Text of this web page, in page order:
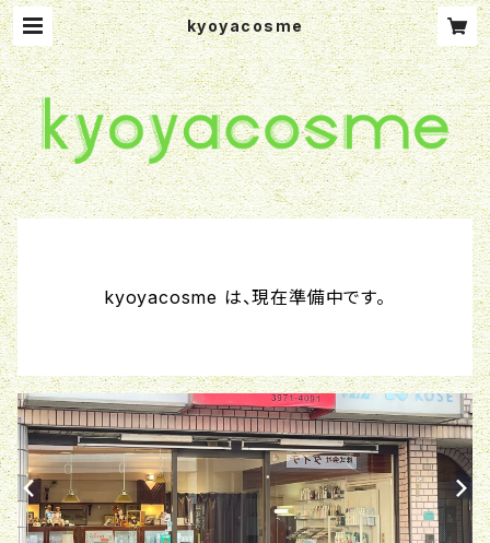
kyoyacosme
kyoyacosme は、現在準備中です。